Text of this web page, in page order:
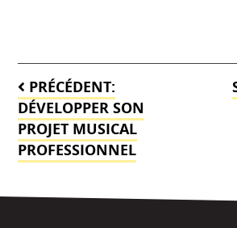
Navigation
de
l’article
PRÉCÉDENT:
DÉVELOPPER SON
PROJET MUSICAL
PROFESSIONNEL